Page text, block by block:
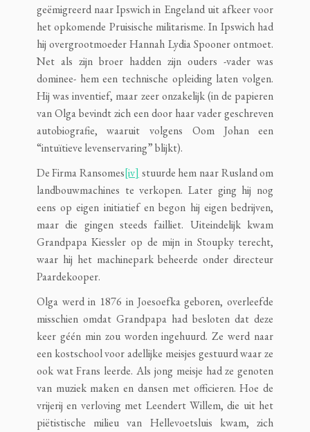
geëmigreerd naar Ipswich in Engeland uit afkeer voor
het opkomende Pruisische militarisme. In Ipswich had
hij overgrootmoeder Hannah Lydia Spooner ontmoet.
Net als zijn broer hadden zijn ouders -vader was
dominee- hem een technische opleiding laten volgen.
Hij was inventief, maar zeer onzakelijk (in de papieren
van Olga bevindt zich een door haar vader geschreven
autobiografie, waaruit volgens Oom Johan een
“intuïtieve levenservaring” blijkt).
De Firma Ransomes[iv] stuurde hem naar Rusland om
landbouwmachines te verkopen. Later ging hij nog
eens op eigen initiatief en begon hij eigen bedrijven,
maar die gingen steeds failliet. Uiteindelijk kwam
Grandpapa Kiessler op de mijn in Stoupky terecht,
waar hij het machinepark beheerde onder directeur
Paardekooper.
Olga werd in 1876 in Joesoefka geboren, overleefde
misschien omdat Grandpapa had besloten dat deze
keer géén min zou worden ingehuurd. Ze werd naar
een kostschool voor adellijke meisjes gestuurd waar ze
ook wat Frans leerde. Als jong meisje had ze genoten
van muziek maken en dansen met officieren. Hoe de
vrijerij en verloving met Leendert Willem, die uit het
piëtistische milieu van Hellevoetsluis kwam, zich